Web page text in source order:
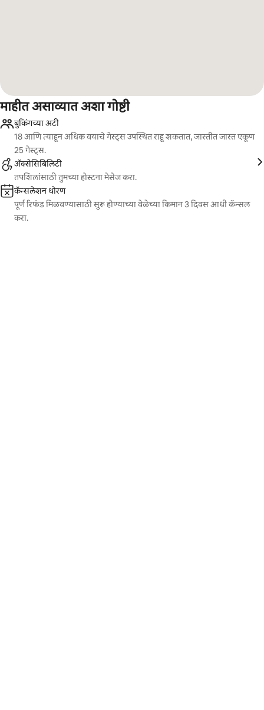
माहीत असाव्यात अशा गोष्टी
बुकिंगच्या अटी
18 आणि त्याहून अधिक वयाचे गेस्ट्स उपस्थित राहू शकतात, जास्तीत जास्त एकूण
25 गेस्ट्स.
ॲक्सेसिबिलिटी
तपशिलांसाठी तुमच्या होस्टना मेसेज करा.
कॅन्सलेशन धोरण
पूर्ण रिफंड मिळवण्यासाठी सुरू होण्याच्या वेळेच्या किमान 3 दिवस आधी कॅन्सल
करा.